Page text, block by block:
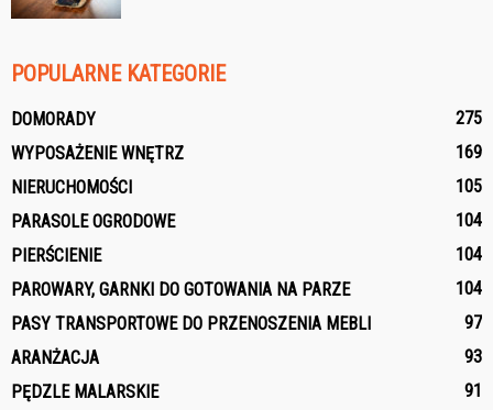
POPULARNE KATEGORIE
DOMORADY
275
WYPOSAŻENIE WNĘTRZ
169
NIERUCHOMOŚCI
105
PARASOLE OGRODOWE
104
PIERŚCIENIE
104
PAROWARY, GARNKI DO GOTOWANIA NA PARZE
104
PASY TRANSPORTOWE DO PRZENOSZENIA MEBLI
97
ARANŻACJA
93
PĘDZLE MALARSKIE
91